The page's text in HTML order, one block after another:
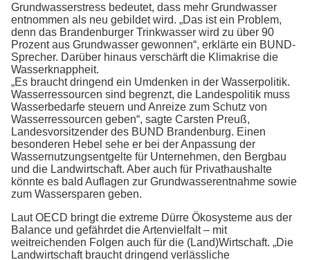
Grundwasserstress bedeutet, dass mehr Grundwasser
entnommen als neu gebildet wird. „Das ist ein Problem,
denn das Brandenburger Trinkwasser wird zu über 90
Prozent aus Grundwasser gewonnen“, erklärte ein BUND-
Sprecher. Darüber hinaus verschärft die Klimakrise die
Wasserknappheit.
„Es braucht dringend ein Umdenken in der Wasserpolitik.
Wasserressourcen sind begrenzt, die Landespolitik muss
Wasserbedarfe steuern und Anreize zum Schutz von
Wasserressourcen geben“, sagte Carsten Preuß,
Landesvorsitzender des BUND Brandenburg. Einen
besonderen Hebel sehe er bei der Anpassung der
Wassernutzungsentgelte für Unternehmen, den Bergbau
und die Landwirtschaft. Aber auch für Privathaushalte
könnte es bald Auflagen zur Grundwasserentnahme sowie
zum Wassersparen geben.
Laut OECD bringt die extreme Dürre Ökosysteme aus der
Balance und gefährdet die Artenvielfalt – mit
weitreichenden Folgen auch für die (Land)Wirtschaft. „Die
Landwirtschaft braucht dringend verlässliche